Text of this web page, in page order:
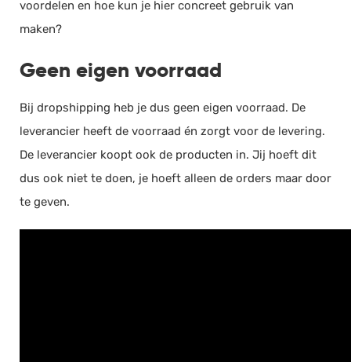
Verlof en verzuim
Marketing automation
Support
voordelen en hoe kun je hier concreet gebruik van
maken?
Geen eigen voorraad
Bij dropshipping heb je dus geen eigen voorraad. De
leverancier heeft de voorraad én zorgt voor de levering.
De leverancier koopt ook de producten in. Jij hoeft dit
dus ook niet te doen, je hoeft alleen de orders maar door
te geven.